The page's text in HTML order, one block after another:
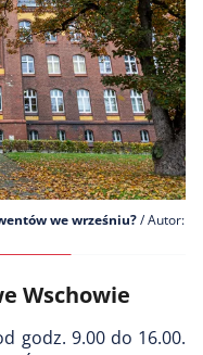
we wrześniu? / Autor:
Wschowie
godz. 9.00 do 16.00.